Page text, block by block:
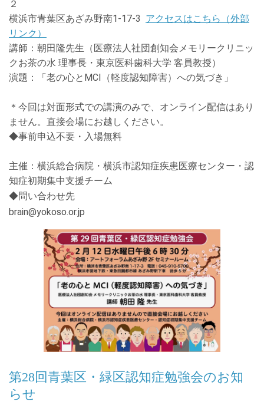
２
横浜市青葉区あざみ野南1-17-3 アクセスはこちら（外部
リンク）
講師：朝田隆先生（医療法人社団創知会メモリークリニッ
クお茶の水 理事長・東京医科歯科大学 客員教授）
演題：「老の心とMCI（軽度認知障害）への気づき」
＊今回は対面形式での講演のみで、オンライン配信はあり
ません。直接会場にお越しください。
◆事前申込不要・入場無料
主催：横浜総合病院・横浜市認知症疾患医療センター・認
知症初期集中支援チーム
◆問い合わせ先
brain@yokoso.or.jp
第28回青葉区・緑区認知症勉強会のお知
らせ